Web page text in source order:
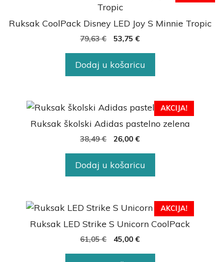
Ruksak CoolPack Disney LED Joy S Minnie Tropic
79,63€ 53,75 €
Dodaj u košaricu
AKCIJA!
Ruksak školski Adidas pastelno zelena
38,49€ 26,00 €
Dodaj u košaricu
AKCIJA!
Ruksak LED Strike S Unicorn CoolPack
61,05€ 45,00 €